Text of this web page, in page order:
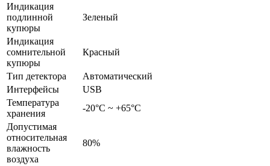
Индикация
подлинной
купюры
Зеленый
Индикация
сомнительной
купюры
Красный
Тип детектора
Автоматический
Интерфейсы
USB
Температура
хранения
-20°С ~ +65°С
Допустимая
относительная
влажность
воздуха
80%